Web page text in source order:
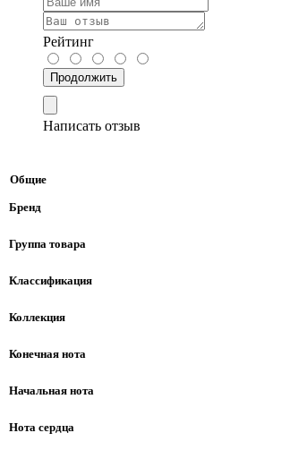
Рейтинг
Продолжить
Написать отзыв
Общие
Бренд
Группа товара
Классификация
Коллекция
Конечная нота
Начальная нота
Нота сердца